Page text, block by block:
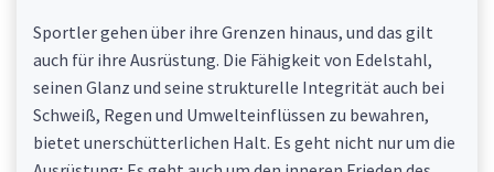
Sportler gehen über ihre Grenzen hinaus, und das gilt
auch für ihre Ausrüstung. Die Fähigkeit von Edelstahl,
seinen Glanz und seine strukturelle Integrität auch bei
Schweiß, Regen und Umwelteinflüssen zu bewahren,
bietet unerschütterlichen Halt. Es geht nicht nur um die